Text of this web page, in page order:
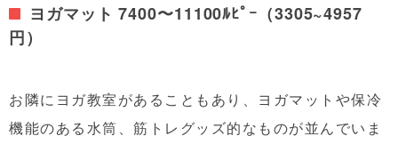
ヨガマット 7400〜11100ﾙﾋﾟｰ（3305~4957
円）
お隣にヨガ教室があることもあり、ヨガマットや保冷
機能のある水筒、筋トレグッズ的なものが並んでいま